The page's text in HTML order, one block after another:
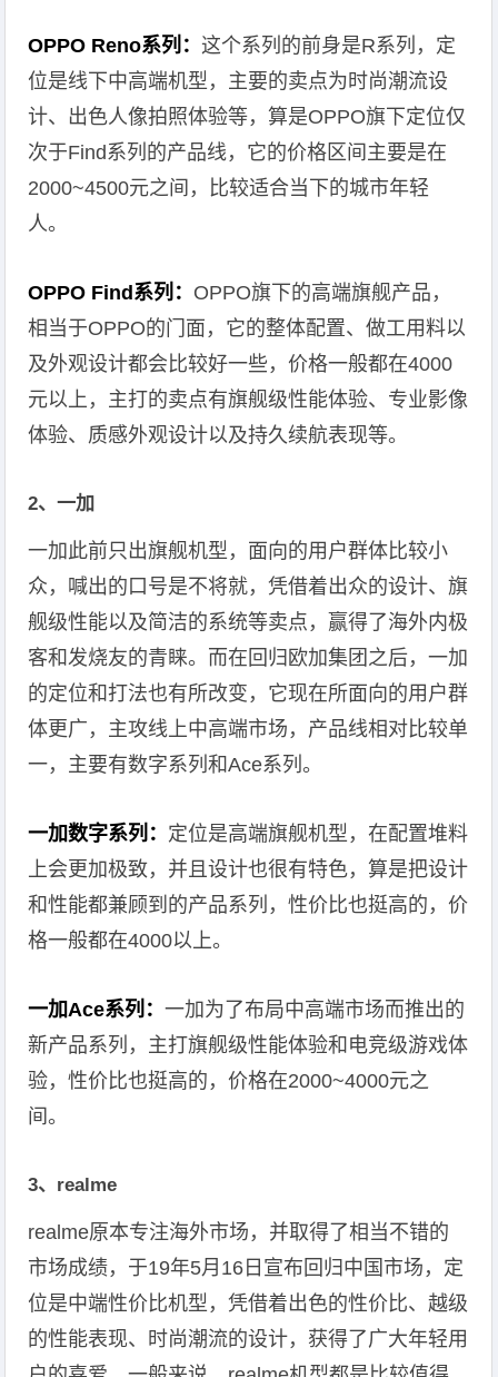
OPPO Reno系列： 这个系列的前身是R系列，定
位是线下中高端机型，主要的卖点为时尚潮流设
计、出色人像拍照体验等，算是OPPO旗下定位仅
次于Find系列的产品线，它的价格区间主要是在
2000~4500元之间，比较适合当下的城市年轻
人。
OPPO Find系列： OPPO旗下的高端旗舰产品，
相当于OPPO的门面，它的整体配置、做工用料以
及外观设计都会比较好一些，价格一般都在4000
元以上，主打的卖点有旗舰级性能体验、专业影像
体验、质感外观设计以及持久续航表现等。
2、一加
一加此前只出旗舰机型，面向的用户群体比较小
众，喊出的口号是不将就，凭借着出众的设计、旗
舰级性能以及简洁的系统等卖点，赢得了海外内极
客和发烧友的青睐。而在回归欧加集团之后，一加
的定位和打法也有所改变，它现在所面向的用户群
体更广，主攻线上中高端市场，产品线相对比较单
一，主要有数字系列和Ace系列。
一加数字系列： 定位是高端旗舰机型，在配置堆料
上会更加极致，并且设计也很有特色，算是把设计
和性能都兼顾到的产品系列，性价比也挺高的，价
格一般都在4000以上。
一加Ace系列：一加为了布局中高端市场而推出的
新产品系列，主打旗舰级性能体验和电竞级游戏体
验，性价比也挺高的，价格在2000~4000元之
间。
3、realme
realme原本专注海外市场，并取得了相当不错的
市场成绩，于19年5月16日宣布回归中国市场，定
位是中端性价比机型，凭借着出色的性价比、越级
的性能表现、时尚潮流的设计，获得了广大年轻用